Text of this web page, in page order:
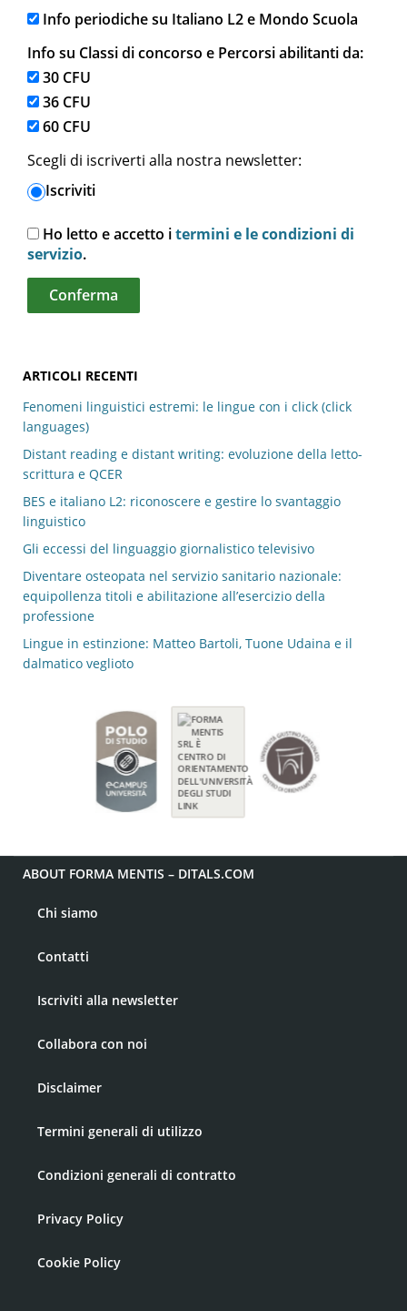
Info periodiche su Italiano L2 e Mondo Scuola
Info su Classi di concorso e Percorsi abilitanti da:
30 CFU
36 CFU
60 CFU
Scegli di iscriverti alla nostra newsletter:
Iscriviti
Ho letto e accetto itermini e le condizioni di
servizio.
ARTICOLI RECENTI
Fenomeni linguistici estremi: le lingue con i click (click
languages)
Distant reading e distant writing: evoluzione della letto-
scrittura e QCER
BES e italiano L2: riconoscere e gestire lo svantaggio
linguistico
Gli eccessi del linguaggio giornalistico televisivo
Diventare osteopata nel servizio sanitario nazionale:
equipollenza titoli e abilitazione all’esercizio della
professione
Lingue in estinzione: Matteo Bartoli, Tuone Udaina e il
dalmatico veglioto
ABOUT FORMA MENTIS – DITALS.COM
Chi siamo
Contatti
Iscriviti alla newsletter
Collabora con noi
Disclaimer
Termini generali di utilizzo
Condizioni generali di contratto
Privacy Policy
Cookie Policy